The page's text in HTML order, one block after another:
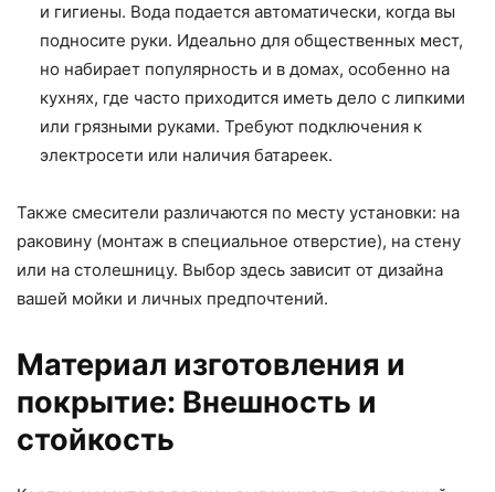
и гигиены. Вода подается автоматически, когда вы
подносите руки. Идеально для общественных мест,
но набирает популярность и в домах, особенно на
кухнях, где часто приходится иметь дело с липкими
или грязными руками. Требуют подключения к
электросети или наличия батареек.
Также смесители различаются по месту установки: на
раковину (монтаж в специальное отверстие), на стену
или на столешницу. Выбор здесь зависит от дизайна
вашей мойки и личных предпочтений.
Материал изготовления и
покрытие: Внешность и
стойкость